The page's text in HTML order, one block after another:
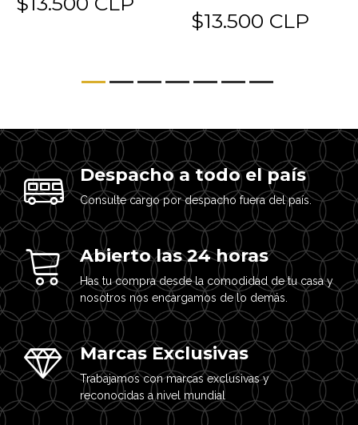
$13.500 CLP
Despacho a todo el país
Consulte cargo por despacho fuera del país.
Abierto las 24 horas
Has tu compra desde la comodidad de tu casa y
nosotros nos encargamos de lo demás.
Marcas Exclusivas
Trabajamos con marcas exclusivas y
reconocidas a nivel mundial